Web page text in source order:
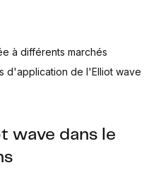
à différents marchés
d'application de l'Elliot wave
wave dans le